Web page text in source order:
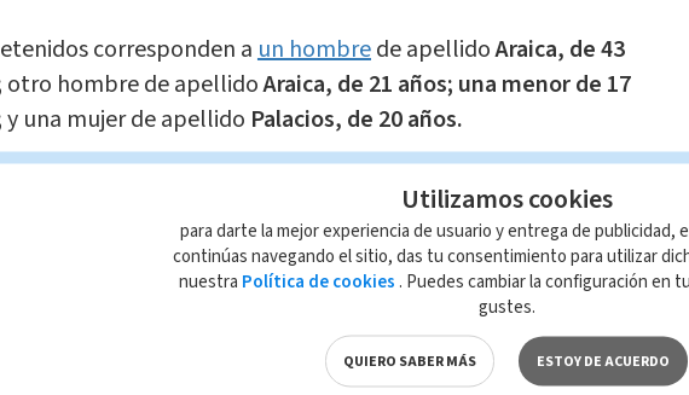
corresponden aun hombrede apellidoAraica, de 43
otro hombre de apellidoAraica, de 21 años; una menor de 17
y una mujer de apellido Palacios, de 20 años.
indicaron las autoridades, tras la revisión de los vehículos
ubicar un compartimento oculto en el que se transportaba
considerable cantidad de droga.
preliminar, estiman que el cargamento podría rondar los
kilogramos de clorhidrato de cocaína.
Utilizamos cookies
para darte la mejor experiencia de usuario y entrega de publicidad,
continúas navegando el sitio, das tu consentimiento para utilizar
nuestra Política de cookies . Puedes cambiar la configuración en
gustes.
QUIERO SABER MÁS ESTOY DE ACUERDO